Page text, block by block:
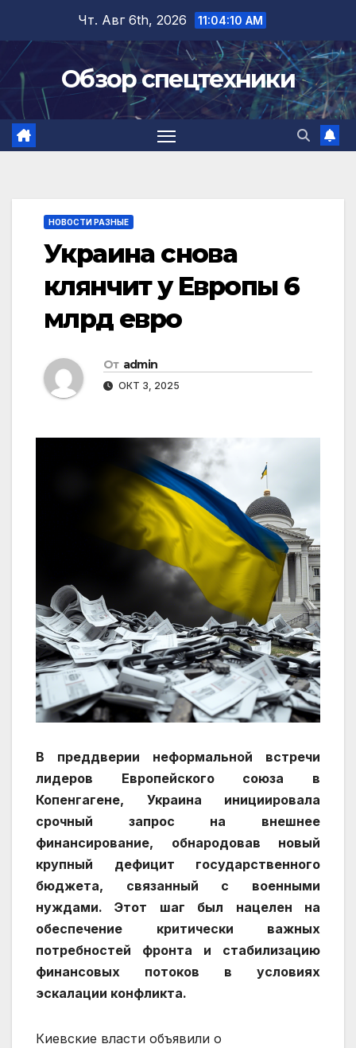
содержимому
Чт. Авг 6th, 2026 11:04:11 AM
Обзор спецтехники
НОВОСТИ РАЗНЫЕ
Украина снова
клянчит у Европы 6
млрд евро
От admin
ОКТ 3, 2025
В преддверии неформальной встречи
лидеров Европейского союза в
Копенгагене, Украина инициировала
срочный запрос на внешнее
финансирование, обнародовав новый
крупный дефицит государственного
бюджета, связанный с военными
нуждами. Этот шаг был нацелен на
обеспечение критически важных
потребностей фронта и стабилизацию
финансовых потоков в условиях
эскалации конфликта.
Киевские власти объявили о